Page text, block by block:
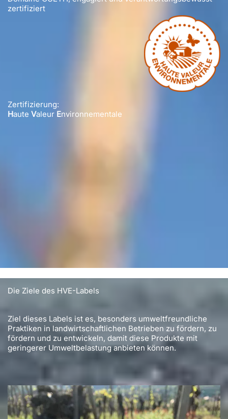
zertifiziert
Zertifizierung:
Haute Valeur Environnementale
Die Ziele des HVE-Labels
Ziel dieses Labels ist es, besonders umweltfreundliche
Praktiken in landwirtschaftlichen Betrieben zu fördern, zu
fördern und zu entwickeln, damit diese Produkte mit
geringerer Umweltbelastung anbieten können.